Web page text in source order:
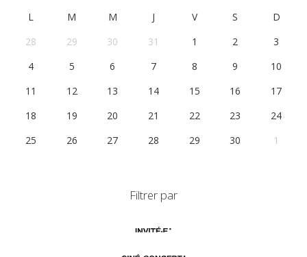
L M M J V S
D
28
29 30 31 1 2
3
4
5 6 7 8 9
10
11
12 13 14 15 16
17
18
19 20 21 22 23
24
25
26 27 28 29 30 1
Filtrer par